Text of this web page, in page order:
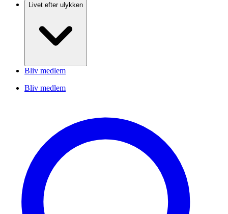
Livet efter ulykken
Bliv medlem
Bliv medlem